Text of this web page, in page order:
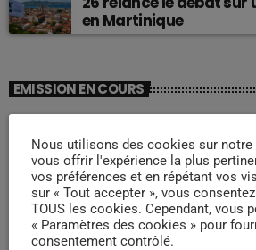
en Martinique
EMISSION EN COURS
Nous utilisons des cookies sur notre
vous offrir l'expérience la plus
vos préférences et en répétant vos
sur « Tout accepter », vous
TOUS les cookies. Cependant, vous
« Paramètres des cookies » pour
consentement contrôlé.